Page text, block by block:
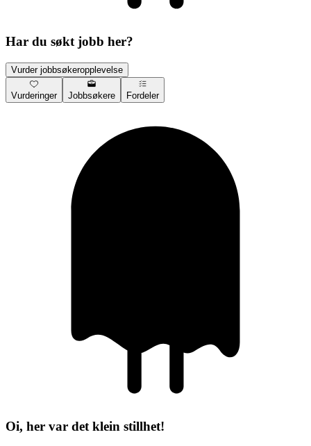
Har du søkt jobb her?
Vurder jobbsøkeropplevelse
Vurderinger Jobbsøkere Fordeler
Oi, her var det klein stillhet!